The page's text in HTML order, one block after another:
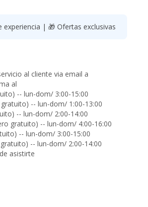
| 🎁 Ofertas exclusivas
al cliente via email a
al
(número gratuito) -- lun-dom/ 3:00-15:00
(número gratuito) -- lun-dom/ 1:00-13:00
(número gratuito) -- lun-dom/ 2:00-14:00
(número gratuito) -- lun-dom/ 4:00-16:00
(número gratuito) -- lun-dom/ 3:00-15:00
(número gratuito) -- lun-dom/ 2:00-14:00
asistirte